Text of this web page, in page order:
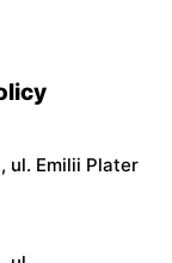
ul. Kazimierza
4
3
ul. Jerzego
ul. Emilii Plater